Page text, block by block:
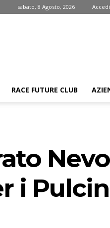
sabato, 8 Agosto, 2026 Accedi
RACE FUTURE CLUB
i